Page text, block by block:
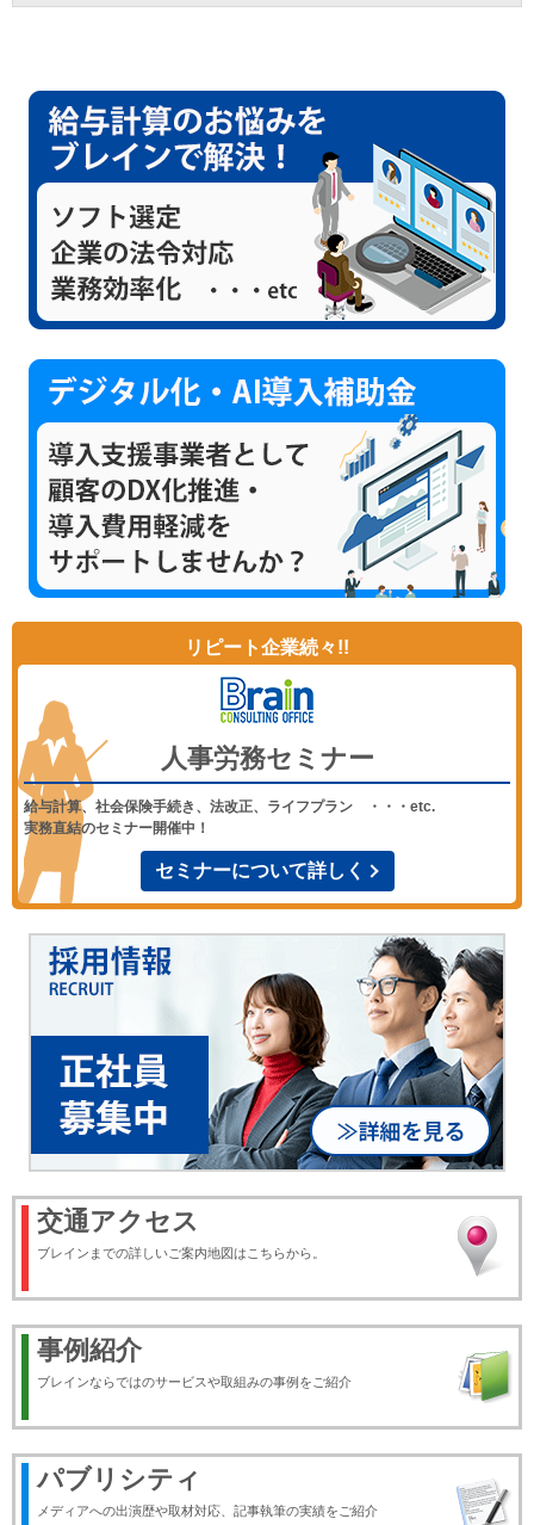
リピート企業続々!!
人事労務セミナー
給与計算、社会保険手続き、法改正、ライフプラン ・・・etc.
実務直結のセミナー開催中！
セミナーについて詳しく
交通アクセス
ブレインまでの詳しいご案内地図はこちらから。
事例紹介
ブレインならではのサービスや取組みの事例をご紹介
パブリシティ
メディアへの出演歴や取材対応、記事執筆の実績をご紹介